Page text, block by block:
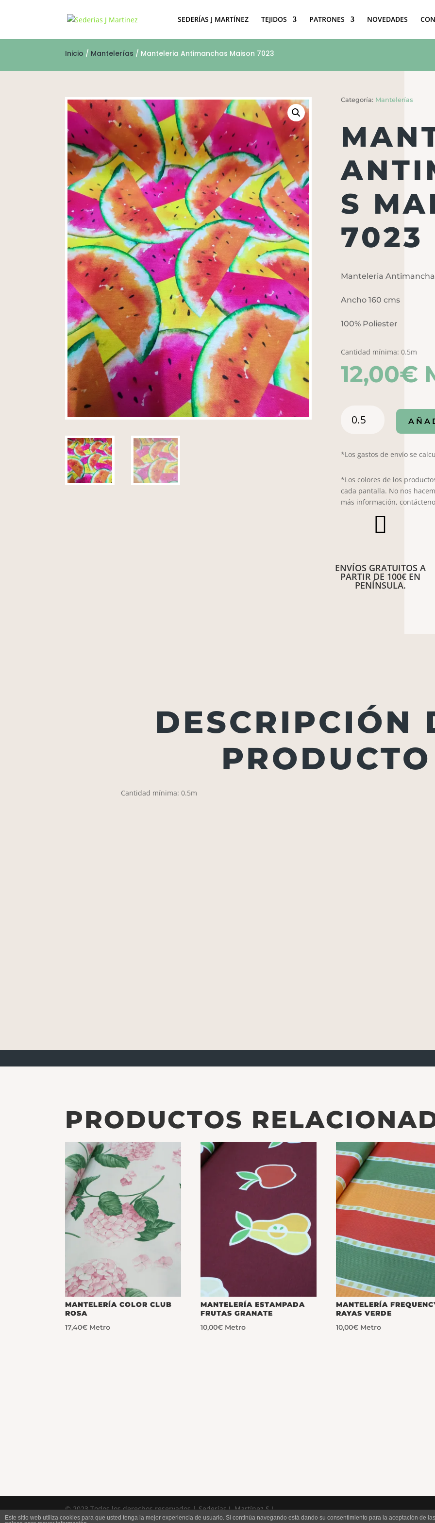
SEDERÍAS J MARTÍNEZ TEJIDOS PATRONES NOVEDADES
Inicio / Mantelerías / Manteleria Antimanchas Maison 7023
Categoría: Mantelerías
S
7023
Manteleria
Ancho 160 cms
100% Poliester
Cantidad mínima: 0.5m
12,00€
Antimanchas
cantidad
*Los gastos de envío se
*Los colores de los
cada pantalla. No nos
más información,

ENVÍOS GRATUITOS A
PARTIR DE 100€ EN
PENÍNSULA.
DESCRIPCIÓN
PRODUCTO
Cantidad mínima: 0.5m
PRODUCTOS
MANTELERÍA COLOR CLUB
ROSA
17,40€ Metro
MANTELERÍA ESTAMPADA
FRUTAS GRANATE
10,00€ Metro
MANTELERÍA
RAYAS VERDE
10,00€ Metro
© 2023 Todos los derechos reservados | Sederías J. Martínez S.L.
Este sitio web utiliza cookies para que usted tenga la mejor experiencia de usuario. Si continúa navegando está dando su consentimiento para la aceptación de